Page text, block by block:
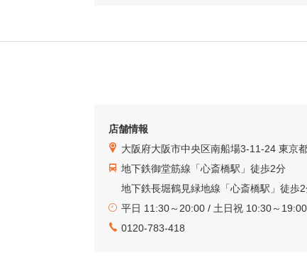
店舗情報
大阪府大阪市中央区南船場3-11-24 東京
地下鉄御堂筋線「心斎橋駅」徒歩2分
地下鉄長堀鶴見緑地線「心斎橋駅」徒歩
平日 11:30～20:00 / 土日祝 10:30～19:00
0120-783-418